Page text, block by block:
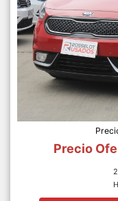
Precio